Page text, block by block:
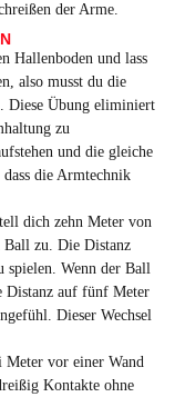
der Arme.
Hallenboden und lass
also musst du die
Diese Übung eliminiert
zu
und die gleiche
die Armtechnik
dich zehn Meter von
Ball zu. Die Distanz
Wenn der Ball
Distanz auf fünf Meter
Dieser Wechsel
Meter vor einer Wand
Kontakte ohne